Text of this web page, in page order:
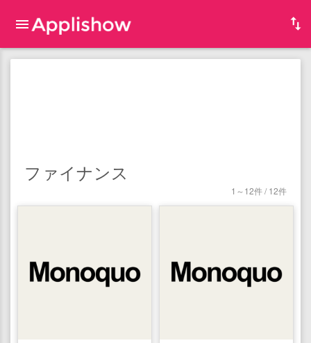
ファイナンス
1～12件 / 12件